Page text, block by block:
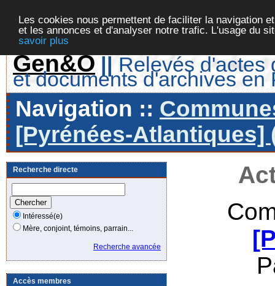
Les cookies nous permettent de faciliter la navigation
et les annonces et d'analyser notre trafic. L'usage du
savoir plus
Gen&O || Relevés d'actes
et documents d'archives en
Navigation ::
[Pyrénées-Atlantiques]
Recherche directe
Intéressé(e)
Mère, conjoint, témoins, parrain...
Recherche avancée
Accès membres